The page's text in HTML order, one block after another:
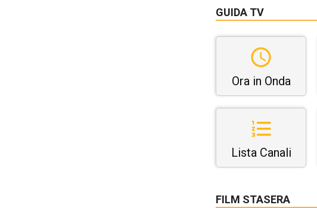
GUIDA TV
Ora in Onda
Lista Canali
FILM STASERA